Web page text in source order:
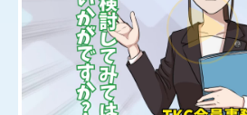
社会福祉法人向け資料
社長メニューASP版
TKCシステムQ&A